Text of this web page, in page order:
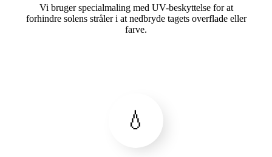
Vi bruger specialmaling med UV-beskyttelse for at
forhindre solens stråler i at nedbryde tagets overflade eller
farve.
💧